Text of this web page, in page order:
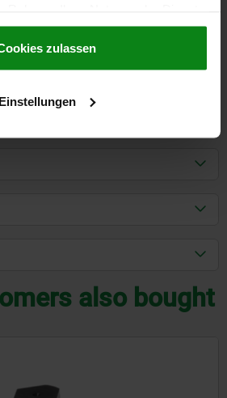
Richtlinien
|AGB
zulassen
Einstellungen
also bought